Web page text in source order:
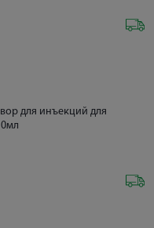
для инъекций для